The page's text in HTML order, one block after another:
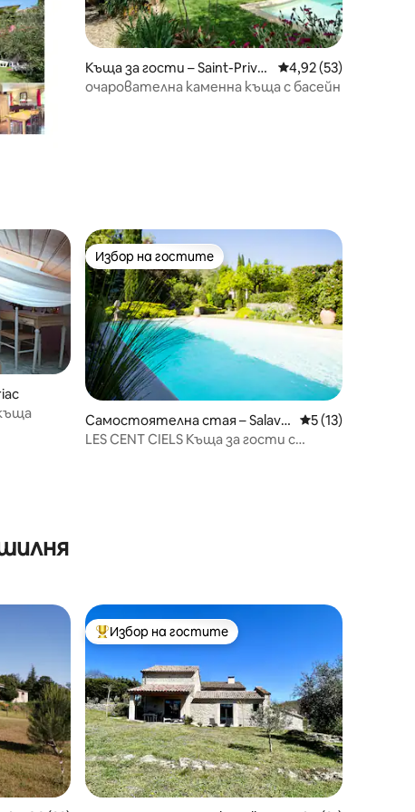
Къща за гости – Saint-Privat
-de-Champclos
Средна оценка:
4,92 (53)
очарователна каменна къща с басейн
Избор на гостите
Избор на гостите
Самостоятелна стая – Salava
s
Средна оценка:
5 (13)
LES CENT CIELS Къща за гости с
Най-популярен избор на гостите
Избор на гостите